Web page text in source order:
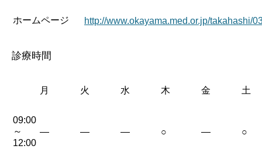
ホームページ http://www.okayama.med.or.jp/takahashi/
診療時間
月 火 水 木 金 土
09:00
～
12:00
— — — ○ — ○